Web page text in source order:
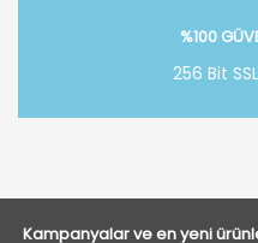
%100
256 Bit
Kampanyalar ve en yeni